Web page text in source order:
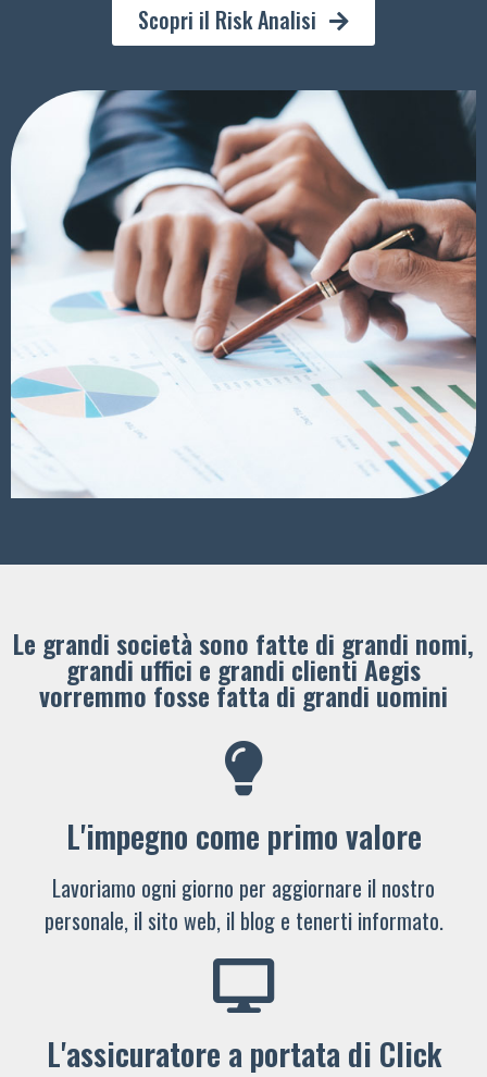
Scopri il Risk Analisi
Le grandi società sono fatte di grandi nomi,
grandi uffici e grandi clienti ​Aegis
vorremmo fosse fatta di grandi uomini
L'impegno come primo valore
Lavoriamo ogni giorno per aggiornare il nostro
personale, il sito web, il blog e tenerti informato.
L'assicuratore a portata di Click